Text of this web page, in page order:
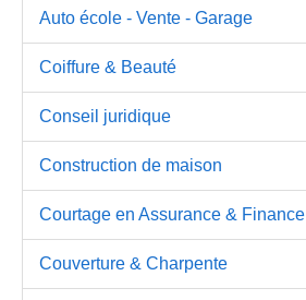
Auto école - Vente - Garage
Coiffure & Beauté
Conseil juridique
Construction de maison
Courtage en Assurance & Finance
Couverture & Charpente